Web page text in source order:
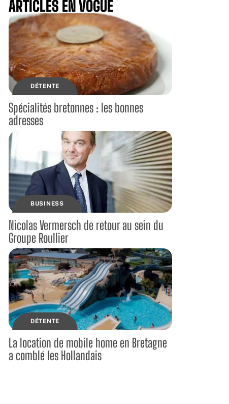
ARTICLES EN VOGUE
DÉTENTE
Spécialités bretonnes : les bonnes
adresses
BUSINESS
Nicolas Vermersch de retour au sein du
Groupe Roullier
DÉTENTE
La location de mobile home en Bretagne
a comblé les Hollandais